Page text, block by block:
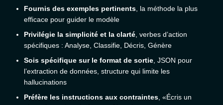
Fournis des exemples pertinents, la méthode la plus
efficace pour guider le modèle
Privilégie la simplicité et la clarté, verbes d’action
spécifiques : Analyse, Classifie, Décris, Génère
Sois spécifique sur le format de sortie, JSON pour
l’extraction de données, structure qui limite les
hallucinations
Préfère les instructions aux contraintes, «Écris un